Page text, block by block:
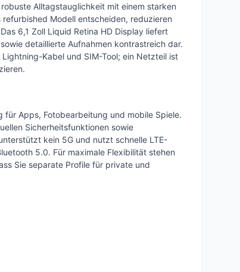
Alltagstauglichkeit mit einem starken
Modell entscheiden, reduzieren
6,1 Zoll Liquid Retina HD Display liefert
detaillierte Aufnahmen kontrastreich dar.
Kabel und SIM-Tool; ein Netzteil ist
für Apps, Fotobearbeitung und mobile Spiele.
Sicherheitsfunktionen sowie
kein 5G und nutzt schnelle LTE-
5.0. Für maximale Flexibilität stehen
Sie separate Profile für private und